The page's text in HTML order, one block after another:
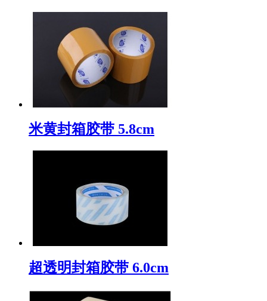
米黄封箱胶带 5.8cm
超透明封箱胶带 6.0cm